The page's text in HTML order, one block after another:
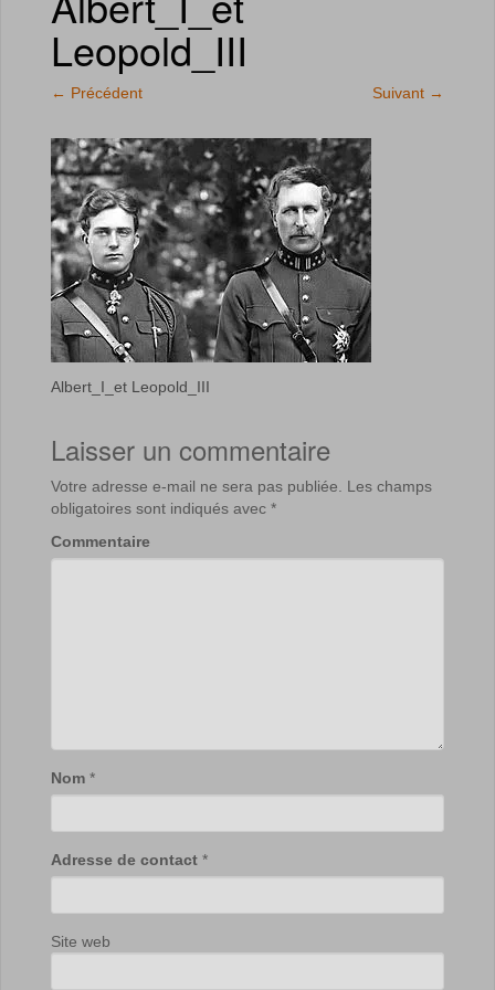
Leopold_III
← Précédent Suivant →
Albert_I_et Leopold_III
Laisser un commentaire
Votre adresse e-mail ne sera pas publiée.
Les champs
obligatoires sont indiqués avec *
Commentaire
Nom *
Adresse de contact *
Site web